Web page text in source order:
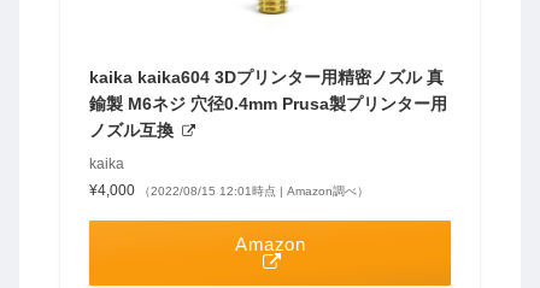
kaika kaika604 3Dプリンター用精密ノズル 真
鍮製 M6ネジ 穴径0.4mm Prusa製プリンター用
ノズル互換
kaika
¥4,000
（2022/08/15 12:01時点 | Amazon調べ）
Amazon